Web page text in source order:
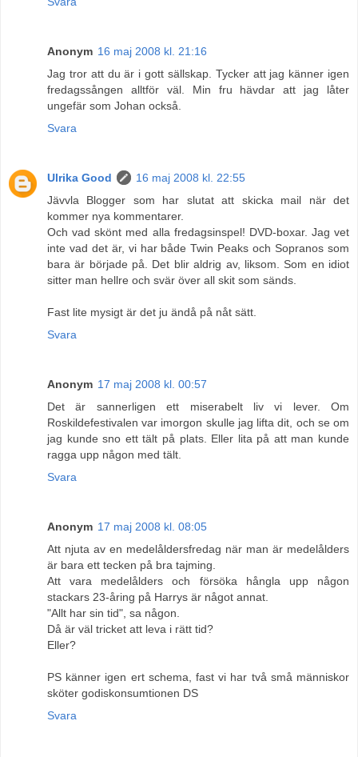
Anonym 16 maj 2008 kl. 21:16
Jag tror att du är i gott sällskap. Tycker att jag känner igen
fredagssången alltför väl. Min fru hävdar att jag låter
ungefär som Johan också.
Svara
Ulrika Good
16 maj 2008 kl. 22:55
Jävvla Blogger som har slutat att skicka mail när det
kommer nya kommentarer.
Och vad skönt med alla fredagsinspel! DVD-boxar. Jag vet
inte vad det är, vi har både Twin Peaks och Sopranos som
bara är började på. Det blir aldrig av, liksom. Som en idiot
sitter man hellre och svär över all skit som sänds.
Fast lite mysigt är det ju ändå på nåt sätt.
Svara
Anonym 17 maj 2008 kl. 00:57
Det är sannerligen ett miserabelt liv vi lever. Om
Roskildefestivalen var imorgon skulle jag lifta dit, och se om
jag kunde sno ett tält på plats. Eller lita på att man kunde
ragga upp någon med tält.
Svara
Anonym 17 maj 2008 kl. 08:05
Att njuta av en medelåldersfredag när man är medelålders
är bara ett tecken på bra tajming.
Att vara medelålders och försöka hångla upp någon
stackars 23-åring på Harrys är något annat.
"Allt har sin tid", sa någon.
Då är väl tricket att leva i rätt tid?
Eller?
PS känner igen ert schema, fast vi har två små människor
sköter godiskonsumtionen DS
Svara